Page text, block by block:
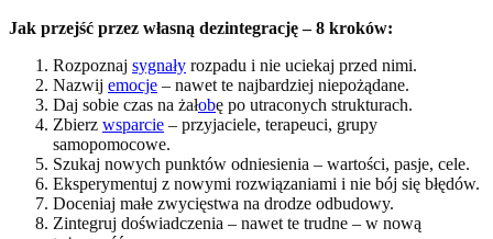
Jak przejść przez własną dezintegrację – 8 kroków:
Rozpoznaj sygnały rozpadu i nie uciekaj przed nimi.
Nazwij emocje – nawet te najbardziej niepożądane.
Daj sobie czas na żałobę po utraconych strukturach.
Zbierz wsparcie – przyjaciele, terapeuci, grupy
samopomocowe.
Szukaj nowych punktów odniesienia – wartości, pasje, cele.
Eksperymentuj z nowymi rozwiązaniami i nie bój się błędów.
Doceniaj małe zwycięstwa na drodze odbudowy.
Zintegruj doświadczenia – nawet te trudne – w nową